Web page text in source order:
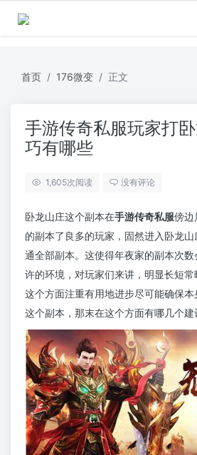
首页 176微变 正文
手游传奇私服玩家打
巧有哪些
1,605次阅读 没有评论
卧龙山庄这个副本在手游传奇私服傍边
的副本了良多的玩家，固然进入卧龙
通全部副本。这使得年夜家的副本次
许的环境，对玩家们来讲，明显长短
这个方面注重有用地进步尽可能确保
这个副本，那末在这个方面有哪几个建